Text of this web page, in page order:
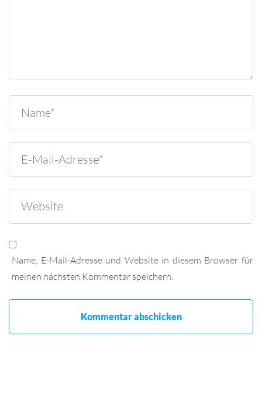
Name, E-Mail-Adresse und Website in diesem Browser für
meinen nächsten Kommentar speichern.